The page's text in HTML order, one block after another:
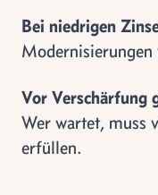
Bei niedrigen
Modernisierungen
Vor Verschärfung
Wer wartet, muss
erfüllen.